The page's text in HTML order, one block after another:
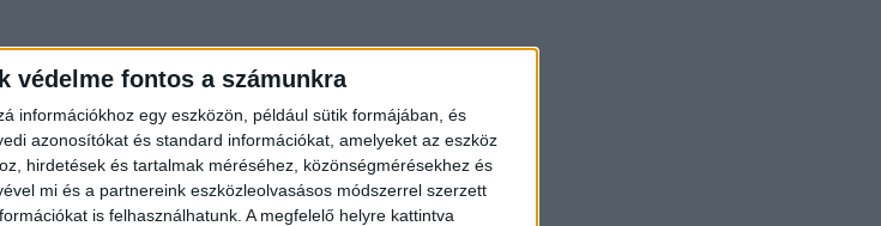
védelme fontos a számunkra
információkhoz egy eszközön, például sütik formájában, és
azonosítókat és standard információkat, amelyeket az eszköz
hirdetések és tartalmak méréséhez, közönségmérésekhez és
mi és a partnereink eszközleolvasásos módszerrel szerzett
is felhasználhatunk. A megfelelő helyre kattintva